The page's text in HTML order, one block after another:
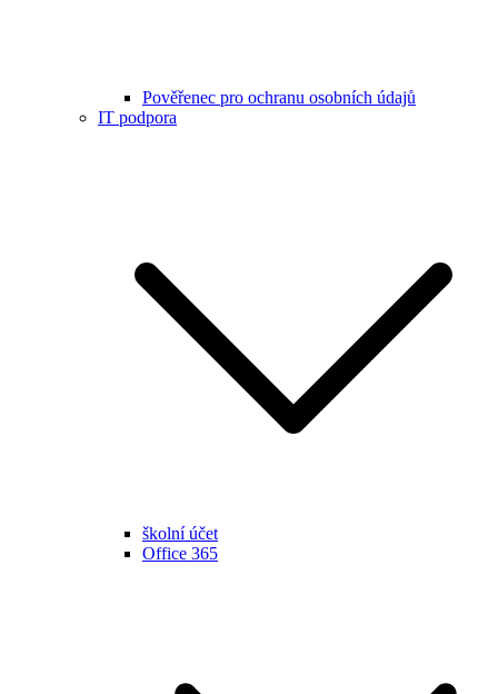
Pověřenec pro ochranu osobních údajů
IT podpora
školní účet
Office 365